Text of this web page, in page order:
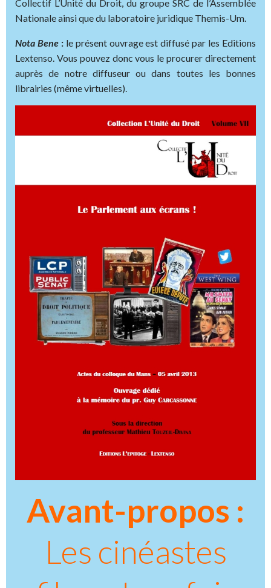
Collectif L’Unité du Droit, du groupe SRC de l’Assemblée
Nationale ainsi que du laboratoire juridique Themis-Um.
Nota Bene:le présent ouvrage est diffusé par les Editions
Lextenso. Vous pouvez donc vous le procurer directement
auprès de notre diffuseur ou dans toutes les bonnes
librairies (même virtuelles).
Avant-propos :
Les cinéastes